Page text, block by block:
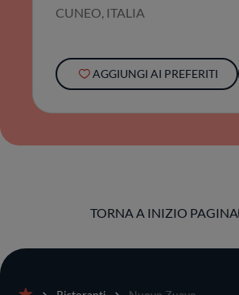
CUNEO, ITALIA
AGGIUNGI AI PREFERITI
TORNA A INIZIO PAGINA